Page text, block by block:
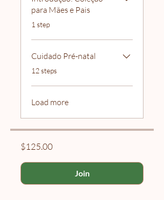
para Mães e Pais
.1 step
Cuidado Pré-natal
.12 steps
Load more
$125.00
Join